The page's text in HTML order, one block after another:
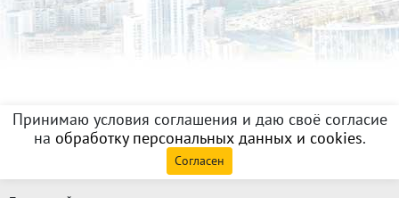
Принимаю условия соглашения и даю своё согласие
на обработку персональных данных и cookies.
Согласен